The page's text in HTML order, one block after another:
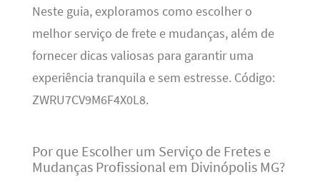
Neste guia, exploramos como escolher o
melhor serviço de frete e mudanças, além de
fornecer dicas valiosas para garantir uma
experiência tranquila e sem estresse. Código:
ZWRU7CV9M6F4X0L8.
Por que Escolher um Serviço de Fretes e
Mudanças Profissional em Divinópolis MG?